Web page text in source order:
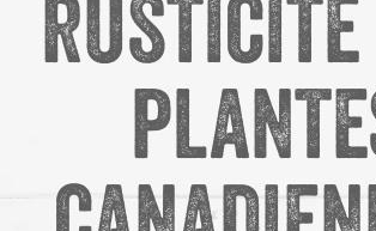
rusticité